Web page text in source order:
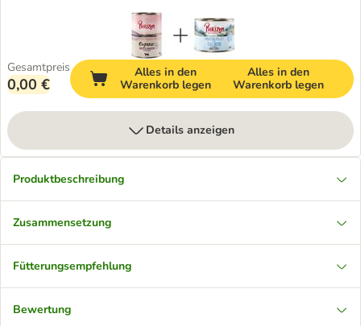
Gesamtpreis
0,00 €
Alles in den
Warenkorb legen
Alles in den
Warenkorb legen
Details anzeigen
Produktbeschreibung
Zusammensetzung
Fütterungsempfehlung
Bewertung